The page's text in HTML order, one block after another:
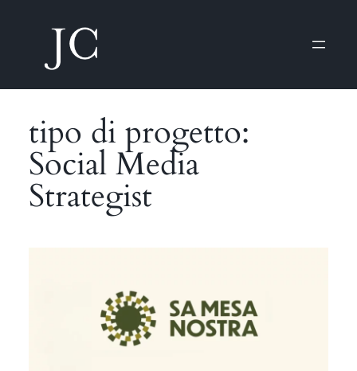
tipo di progetto:
Social Media
Strategist